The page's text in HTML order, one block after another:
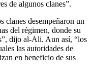
de algunos clanes”.
clanes desempeñaron un
del régimen, donde su
dijo al-Ali. Aun así, “los
las autoridades de
en beneficio de sus